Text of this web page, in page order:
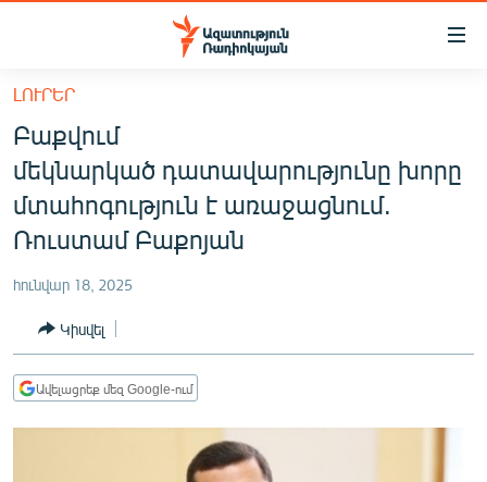
Մատչելիության
հիմնական
բովանդակությանը
Անցնել
հիմնական
մենյուին
Որոնում
ՀԱՅԱՍՏԱՆ
ՔԱՂԱՔԱԿԱՆ
ԸՆՏՐՈՒԹՅՈՒՆՆԵՐ 2026
ՏՆՏԵՍՈՒԹՅՈՒՆ
ՂԱՐԱԲԱՂ
ՊԱՏԵՐԱԶՄԻ 6 ՇԱԲԱԹՆԵՐԸ
ԼՈՒՐԵՐ
Բաքվում
մեկնարկած դատավարությունը խորը
մտահոգություն է առաջացնում.
Ռուստամ Բաքոյան
հունվար 18, 2025
Կիսվել
Ավելացրեք մեզ Google-ում